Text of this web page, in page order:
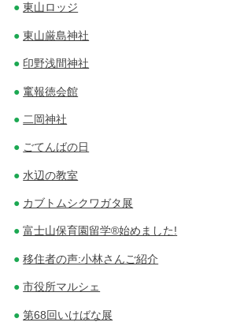
東山ロッジ
東山厳島神社
印野浅間神社
竃報徳会館
二岡神社
ごてんばの日
水辺の教室
カブトムシクワガタ展
富士山保育園留学®始めました!
移住者の声:小林さんご紹介
市役所マルシェ
第68回いけばな展